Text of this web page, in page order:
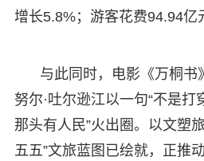
增长5.8%；游客花费94.94亿
与此同时，电影《万桐书
努尔·吐尔逊江以一句“不是
那头有人民”火出圈。以文塑
五五”文旅蓝图已绘就，正推